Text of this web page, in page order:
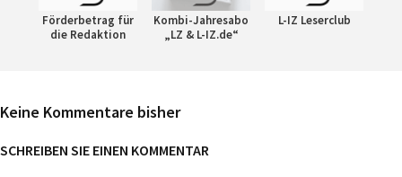
Förderbetrag für
die Redaktion
Kombi-Jahresabo
„LZ & L-IZ.de“
L-IZ Leserclub
Keine Kommentare bisher
SCHREIBEN SIE EINEN KOMMENTAR